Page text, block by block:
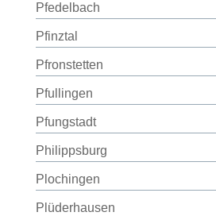
Pfedelbach
Pfinztal
Pfronstetten
Pfullingen
Pfungstadt
Philippsburg
Plochingen
Plüderhausen